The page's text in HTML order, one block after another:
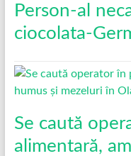
Person-al
ciocolata-
Se caută
alimentară,